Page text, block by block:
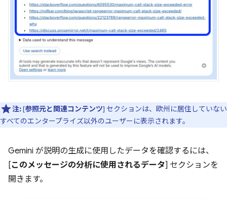
注:[参照元と関連コンテンツ] セクションは、欧州に居住していない
すべてのエンタープライズ以外のユーザーに表示されます。
Gemini が説明の生成に使用したデータを確認するには、
[このメッセージの分析に使用されるデータ] セクションを
開きます。